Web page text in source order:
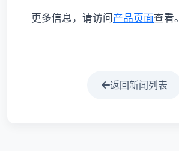
更多信息，请访问 产品页面查看。
返回新闻列表